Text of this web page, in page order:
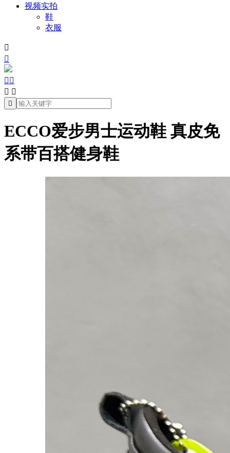
视频实拍
鞋
衣服


 
 

ECCO爱步男士运动鞋 真皮免
系带百搭健身鞋